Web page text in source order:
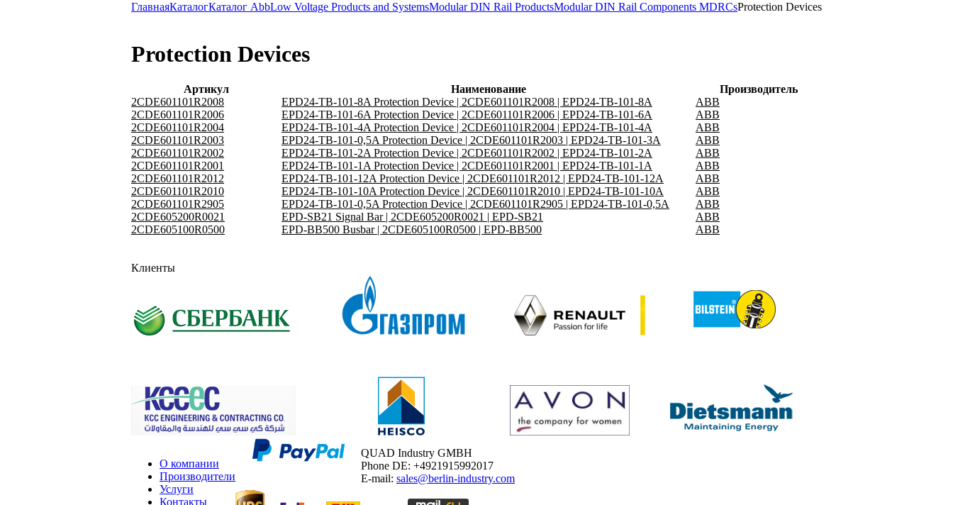
ГлавнаяКаталогКаталог AbbLow Voltage Products and SystemsModular DIN Rail ProductsModular DIN Rail Components MDRCsProtection Devices
Protection Devices
Артикул Наименование
Производитель
2CDE601101R2008
EPD24-TB-101-8A Protection Device | 2CDE601101R2008 | EPD24-TB-101-8A
ABB
2CDE601101R2006
EPD24-TB-101-6A Protection Device | 2CDE601101R2006 | EPD24-TB-101-6A
ABB
2CDE601101R2004
EPD24-TB-101-4A Protection Device | 2CDE601101R2004 | EPD24-TB-101-4A
ABB
2CDE601101R2003
EPD24-TB-101-0,5A Protection Device | 2CDE601101R2003 | EPD24-TB-101-3A
ABB
2CDE601101R2002
EPD24-TB-101-2A Protection Device | 2CDE601101R2002 | EPD24-TB-101-2A
ABB
2CDE601101R2001
EPD24-TB-101-1A Protection Device | 2CDE601101R2001 | EPD24-TB-101-1A
ABB
2CDE601101R2012
EPD24-TB-101-12A Protection Device | 2CDE601101R2012 | EPD24-TB-101-12A
ABB
2CDE601101R2010
EPD24-TB-101-10A Protection Device | 2CDE601101R2010 | EPD24-TB-101-10A
ABB
2CDE601101R2905
EPD24-TB-101-0,5A Protection Device | 2CDE601101R2905 | EPD24-TB-101-0,5A
ABB
2CDE605200R0021
EPD-SB21 Signal Bar | 2CDE605200R0021 | EPD-SB21
ABB
2CDE605100R0500
EPD-BB500 Busbar | 2CDE605100R0500 | EPD-BB500 ABB
Клиенты
О компании
Производители
Услуги
Контакты
QUAD Industry GMBH
Phone DE: +4921915992017
E-mail: sales@berlin-industry.com